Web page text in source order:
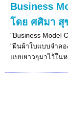
Business
โดย ศศิมา สุ
"Business Model
"ผืนผ้าใบแบบจำลอ
แบบยาวๆมาไว้ใน